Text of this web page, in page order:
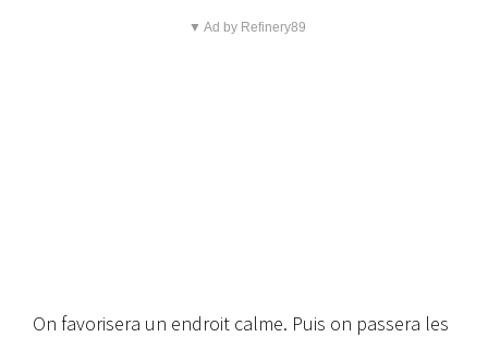
▼ Ad by Refinery89
On favorisera un endroit calme. Puis on passera les